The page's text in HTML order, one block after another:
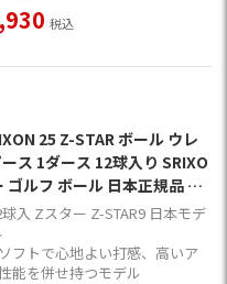
税込
25 Z-STAR ボール ウレ
ス 1ダース 12球入り SRIXO
ゴルフ ボール 日本正規品 20
入 Zスター Z-STAR9 日本モデ
フトで心地よい打感、高いア
能を併せ持つモデル